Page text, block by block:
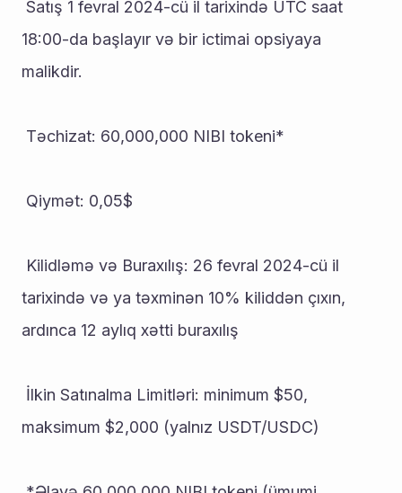
18:00-da başlayır və bir ictimai opsiyaya
malikdir.
Təchizat: 60,000,000 NIBI tokeni*
Qiymət: 0,05$
tarixində və ya təxminən 10% kiliddən çıxın,
ardınca 12 aylıq xətti buraxılış
maksimum $2,000 (yalnız USDT/USDC)